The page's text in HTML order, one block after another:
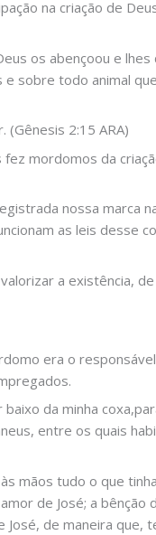
na criação de
os abençoou e
sobre todo animal
(Gênesis 2:15 ARA)
mordomos da
nossa marca
as leis desse
a existência,
era o
da minha
entre os quais
mãos tudo o que
de José; a bênção
José, de maneira que,